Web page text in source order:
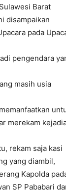
Barat
disampaikan
pada
pengendara
masih usia
merekam
rekam saja kasi
yang diambil,
Kapolda
SP Pababari